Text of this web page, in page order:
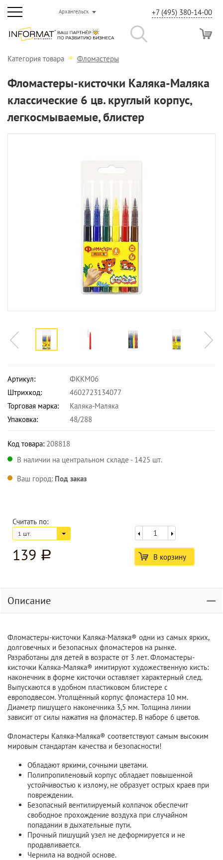
Архангельск +7 (495) 380-14-00
Категория товара Фломастеры
Фломастеры-кисточки Каляка-Маляка
классические 6 цв. круглый корпус,
легкосмываемые, блистер
Артикул:
ФККМ06
Штрихкод:
4602723134077
Торговая марка:
Каляка-Маляка
Упаковка:
48/288
Код товара: 208818
В наличии на центральном складе - 1425 шт.
Ваш город: Под заказ
Считать по:
1 шт.
139 a В корзину
Описание
Фломастеры-кисточки Каляка-Маляка® одни из самых ярких,
долговечных и безопасных фломастеров на рынке.
Разработаны для детей в возрасте от 3 лет. Фломастеры-
кисточки Каляка-Маляка® имитируют художественную кисть:
наконечник в форме кисточки оставляет характерный след.
Выпускаются в удобном пластиковом блистере с
европодвесом. Утолщённый корпус фломастера 10 мм.
Диаметр пишущего наконечника 3,5 мм. Толщина линии
зависит от силы нажатия на фломастер. В наборе 6 цветов.
Фломастеры Каляка-Маляка® соответствуют самым высоким
мировым стандартам качества и безопасности!
Обладают яркими, сочными цветами.
Полипропиленовый корпус обладает повышенной
устойчивостью к излому, не образует острых краев при
повреждении.
Безопасный вентилируемый колпачок обеспечит
свободное прохождение воздуха при случайном
попадании в дыхательные пути.
Прочный пишущий узел не деформируется и не
продавливается.
Чернила на водной основе.